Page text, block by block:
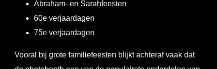
Abraham- en Sarahfeesten
60e verjaardagen
75e verjaardagen
Vooral bij grote familiefeesten blijkt achteraf vaak dat